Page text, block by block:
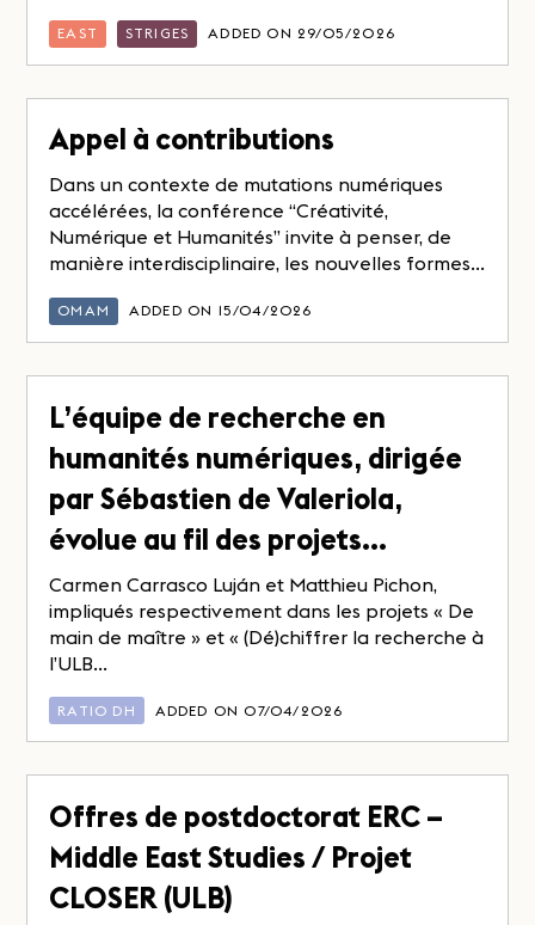
EAST STRIGES ADDED ON 29/05/2026
Appel à contributions
Dans un contexte de mutations numériques
accélérées, la conférence “Créativité,
Numérique et Humanités” invite à penser, de
manière interdisciplinaire, les nouvelles formes...
OMAM ADDED ON 15/04/2026
L’équipe de recherche en
humanités numériques, dirigée
par Sébastien de Valeriola,
évolue au fil des projets…
Carmen Carrasco Luján et Matthieu Pichon,
impliqués respectivement dans les projets « De
main de maître » et « (Dé)chiffrer la recherche à
l’ULB...
RATIO DH ADDED ON 07/04/2026
Offres de postdoctorat ERC –
Middle East Studies / Projet
CLOSER (ULB)